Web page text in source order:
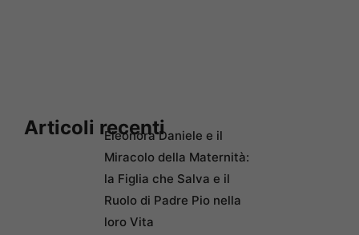
Articoli recentiEleonora Daniele e il
Miracolo della Maternità:
la Figlia che Salva e il
Ruolo di Padre Pio nella
loro Vita